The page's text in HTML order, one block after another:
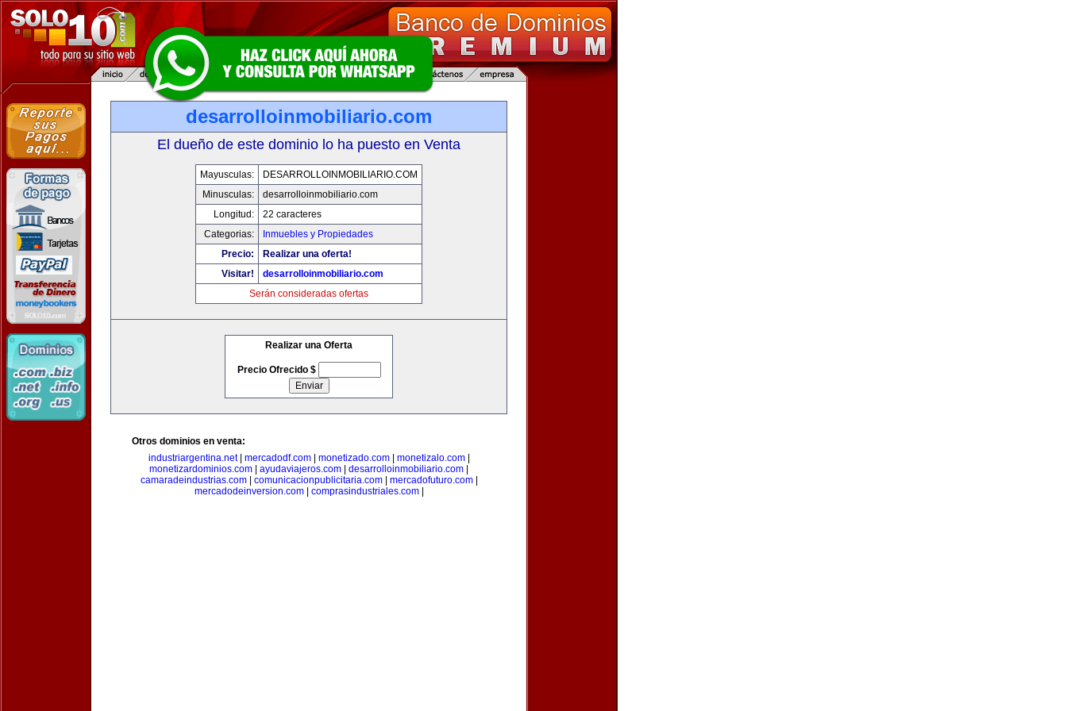
desarrolloinmobiliario.com
El dueño de este dominio lo ha puesto en Venta
Mayusculas:
DESARROLLOINMOBILIARIO.COM
Minusculas:
desarrolloinmobiliario.com
Longitud:
22 caracteres
Categorias:
Inmuebles y Propiedades
Precio:
Realizar una oferta!
Visitar!
desarrolloinmobiliario.com
Serán consideradas ofertas
Realizar una Oferta
Precio Ofrecido $
Otros dominios en venta:
industriargentina.net| mercadodf.com| monetizado.com| monetizalo.com|
monetizardominios.com
ayudaviajeros.com desarrolloinmobiliario.com
camaradeindustrias.com| comunicacionpublicitaria.com| mercadofuturo.com|
mercadodeinversion.com| comprasindustriales.com|